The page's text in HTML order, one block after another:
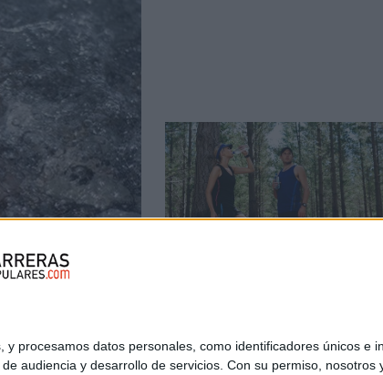
procesamos datos personales, como identificadores únicos e
audiencia y desarrollo de servicios. Con su permiso, nosotros
a rutinas diferentes a
reponemos las sales minerales? David Calle nos